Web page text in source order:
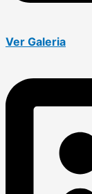
Ver Galeria